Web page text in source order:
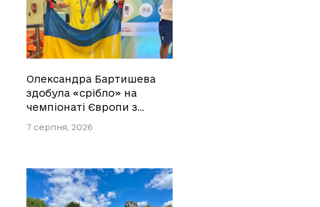
Олександра Бартишева
здобула «срібло» на
чемпіонаті Європи з…
7 серпня, 2026